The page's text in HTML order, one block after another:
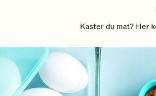
Kaster du mat? Her